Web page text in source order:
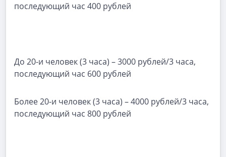
последующий час 400 рублей
До 20-и человек (3 часа) – 3000 рублей/3 часа,
последующий час 600 рублей
Более 20-и человек (3 часа) – 4000 рублей/3 часа,
последующий час 800 рублей